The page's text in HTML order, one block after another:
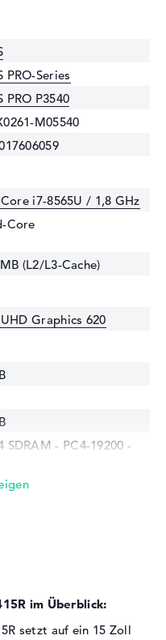
PRO-Series
PRO P3540
M05540
i7-8565U / 1,8 GHz
Core
(L2/L3-Cache)
Graphics 620
SDRAM - PC4-19200 -
Laufwerk
im Überblick:
setzt auf ein 15 Zoll